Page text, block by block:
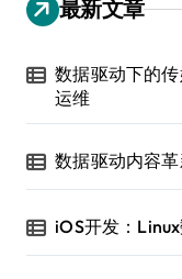
最新文章
数据驱动下的
运维
数据驱动内容
iOS开发：